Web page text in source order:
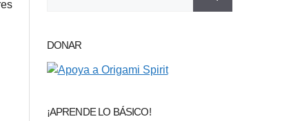
DONAR
¡APRENDE LO BÁSICO!